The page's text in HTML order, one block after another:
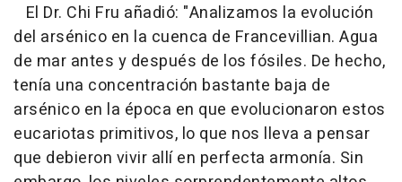
El Dr. Chi Fru añadió: "Analizamos la evolución
del arsénico en la cuenca de Francevillian. Agua
de mar antes y después de los fósiles. De hecho,
tenía una concentración bastante baja de
arsénico en la época en que evolucionaron estos
eucariotas primitivos, lo que nos lleva a pensar
que debieron vivir allí en perfecta armonía. Sin